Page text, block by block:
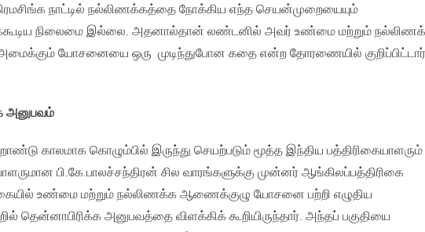
நாட்டில் நல்லிணக்கத்தை நோக்கிய எந்த செயன்முறையையும்
நிலைமை இல்லை. அதனால்தான் லண்டனில் அவர் உண்மை மற்றும்
யோசனையை ஒரு முடிந்துபோன கதை என்ற தோரணையில் குறிப்பிட்டார்
அனுபவம்
காலமாக கொழும்பில் இருந்து செயற்படும் மூத்த இந்திய பத்திரிகையாளரும்
பி.கே.பாலச்சந்திரன் சில வாரங்களுக்கு முன்னர் ஆங்கிலப்பத்திரிகை
உண்மை மற்றும் நல்லிணக்க ஆணைக்குழு யோசனை பற்றி எழுதிய
தென்னாபிரிக்க அனுபவத்தை விளக்கிக் கூறியிருந்தார். அந்தப் பகுதியை